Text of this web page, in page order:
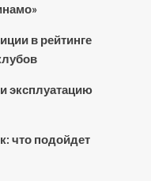
в рейтинге
эксплуатацию
что подойдет